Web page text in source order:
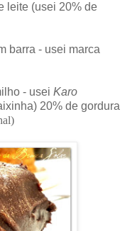
leite (usei 20% de
barra - usei marca
- usei Karo
20% de gordura